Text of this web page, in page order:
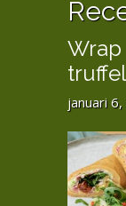
januari